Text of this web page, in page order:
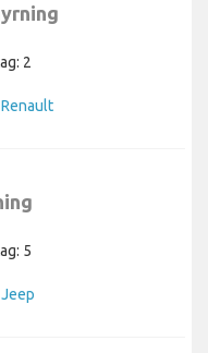
2
5